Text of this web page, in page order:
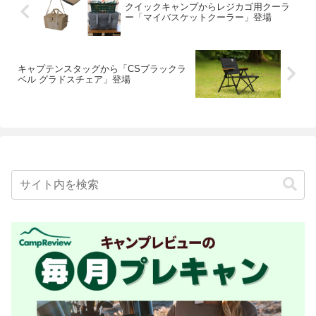
クイックキャンプからレジカゴ用クーラ
ー「マイバスケットクーラー」登場
キャプテンスタッグから「CSブラックラ
ベル グラドスチェア」登場